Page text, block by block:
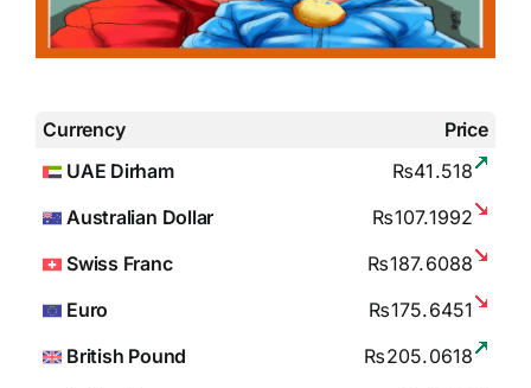
Currency
Price
UAE Dirham
₨41.518
Australian Dollar
₨107.1992
Swiss Franc
₨187.6088
Euro
₨175.6451
British Pound
₨205.0618